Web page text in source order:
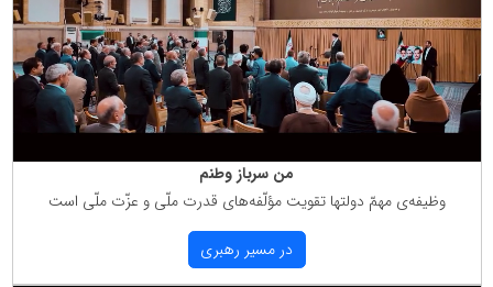
من سرباز وطنم
وظیفه‌ی مهمّ دولتها تقویت مؤلّفه‌های قدرت ملّی و عزّت ملّی است
در مسیر رهبری